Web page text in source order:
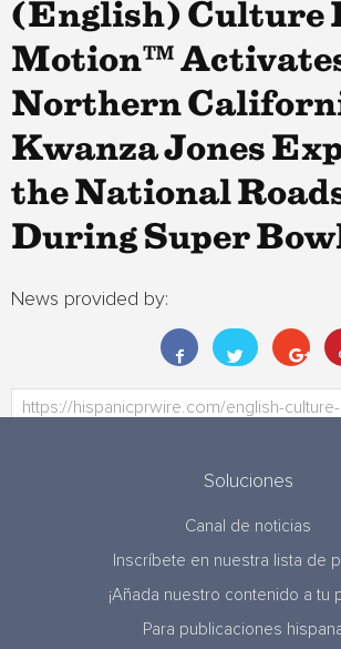
(English) Culture
Motion™
Northern
Kwanza Jones
the National
During Super
News provided by:
Soluciones
Canal de noticias
Inscríbete en nuestra lista de
¡Añada nuestro contenido a tu
Para publicaciones